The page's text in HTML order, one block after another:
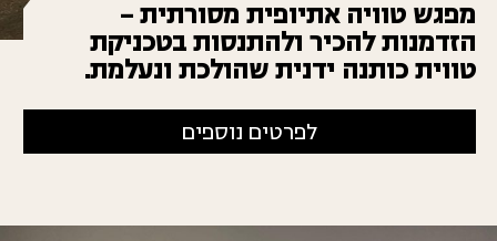
מפגש טוויה אתיופית מסורתית –
הזדמנות להכיר ולהתנסות בטכניקת
טווית כותנה ידנית שהולכת ונעלמת.
לפרטים נוספים